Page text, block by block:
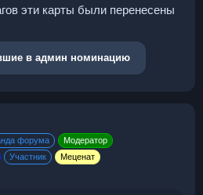
эти карты были перенесены
в админ номинацию
форума
Модератор
Участник Меценат